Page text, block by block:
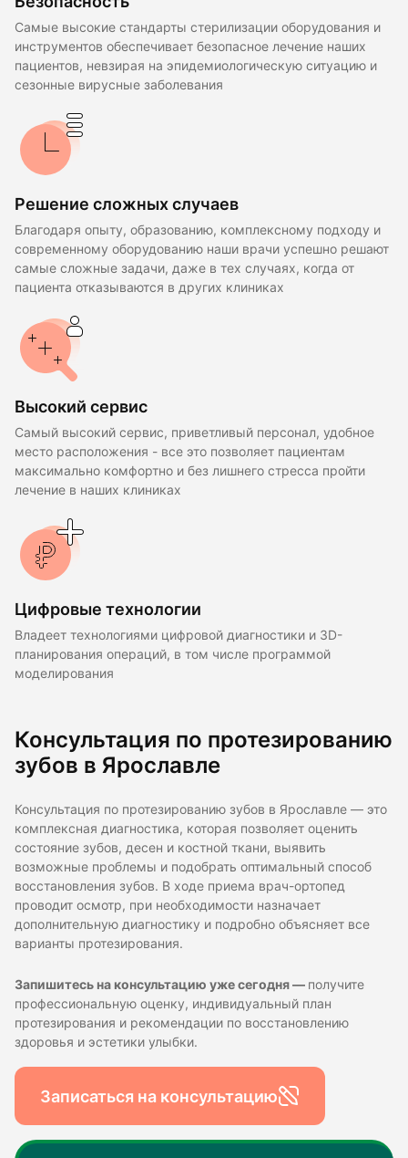
Самые высокие стандарты стерилизации оборудования и
инструментов обеспечивает безопасное лечение наших
пациентов, невзирая на эпидемиологическую ситуацию и
сезонные вирусные заболевания
Решение сложных случаев
Благодаря опыту, образованию, комплексному подходу и
современному оборудованию наши врачи успешно решают
самые сложные задачи, даже в тех случаях, когда от
пациента отказываются в других клиниках
Высокий сервис
Самый высокий сервис, приветливый персонал, удобное
место расположения - все это позволяет пациентам
максимально комфортно и без лишнего стресса пройти
лечение в наших клиниках
Цифровые технологии
Владеет технологиями цифровой диагностики и 3D-
планирования операций, в том числе программой
моделирования
Консультация по протезированию
зубов в Ярославле
Консультация по протезированию зубов в Ярославле — это
комплексная диагностика, которая позволяет оценить
состояние зубов, десен и костной ткани, выявить
возможные проблемы и подобрать оптимальный способ
восстановления зубов. В ходе приема врач-ортопед
проводит осмотр, при необходимости назначает
дополнительную диагностику и подробно объясняет все
варианты протезирования.
Запишитесь на консультацию уже сегодня — получите
профессиональную оценку, индивидуальный план
протезирования и рекомендации по восстановлению
здоровья и эстетики улыбки.
Записаться на консультацию